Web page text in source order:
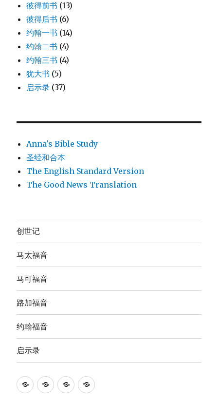
彼得前书 (13)
彼得后书 (6)
约翰一书 (14)
约翰二书 (4)
约翰三书 (4)
犹大书 (5)
启示录 (37)
Anna's Bible Study
圣经和合本
The English Standard Version
The Good News Translation
创世记
马太福音
马可福音
路加福音
约翰福音
启示录
Anna's
圣
The The